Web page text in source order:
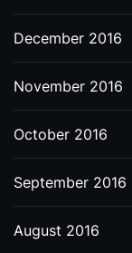
December 2016
November 2016
October 2016
September 2016
August 2016